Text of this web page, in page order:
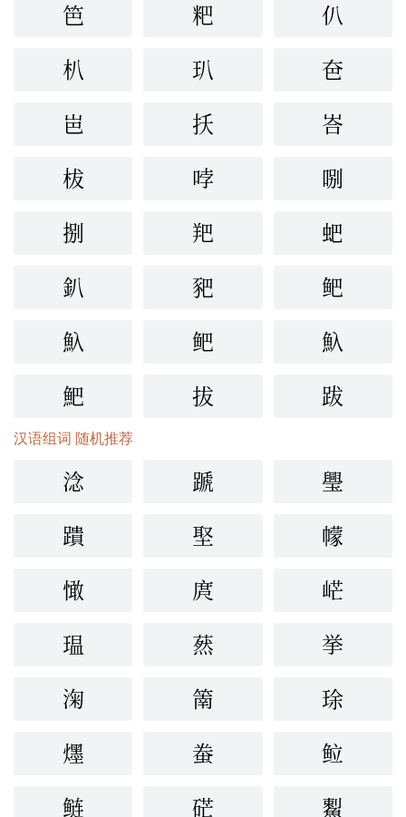
笆
粑
仈
朳
玐
夿
岜
扷
峇
柭
哱
哵
捌
羓
蚆
釟
豝
鲃
魞
鲃
魞
䰾
拔 跋
汉语组词 随机推荐
淰 蹏
璺
蹪
埾
幪
㦑
庹
㟐
瑥
䔳
挙
淗
䈒
㻌
爅
䖭
䲞
鲢
硭 䱫